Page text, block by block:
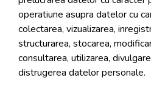
operatiune asupra datelor cu
colectarea, vizualizarea,
structurarea, stocarea,
consultarea, utilizarea,
distrugerea datelor personale.